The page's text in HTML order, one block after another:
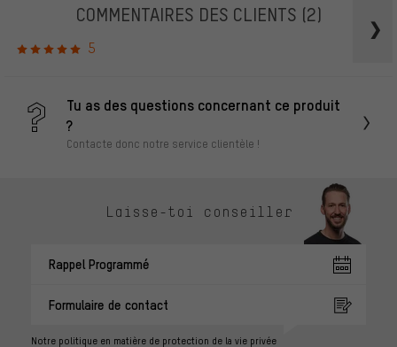
COMMENTAIRES DES CLIENTS (2)
5
Tu as des questions concernant ce produit
?
Contacte donc notre service clientèle !
Laisse-toi conseiller
Rappel Programmé
Formulaire de contact
Notre politique en matière de protection de la vie privée